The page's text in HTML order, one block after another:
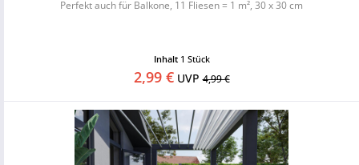
Perfekt auch für Balkone, 11 Fliesen = 1 m², 30 x 30 cm
Inhalt 1 Stück
2,99 €UVP4,99 €